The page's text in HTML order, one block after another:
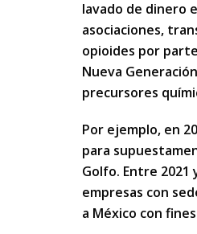
lavado de dinero
asociaciones,
opioides por
Nueva
precursores
Por ejemplo, en
para
Golfo. Entre 2021
empresas con
a México con